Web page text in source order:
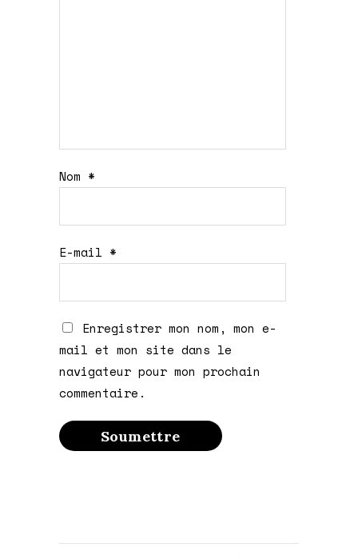
Nom *
E-mail *
Enregistrer mon nom, mon e-
mail et mon site dans le
navigateur pour mon prochain
commentaire.